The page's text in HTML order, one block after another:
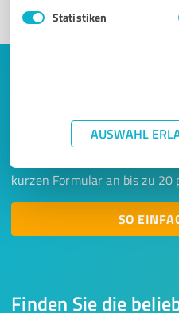
Statistiken
AUSWAHL
Finden Sie die
Keine Zeit für
Mails? Jetzt
Lassen Sie sich einfach von
Nähe kontaktieren! Wir
kurzen Formular an bis zu
SO